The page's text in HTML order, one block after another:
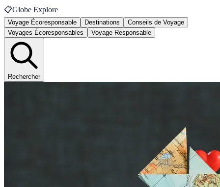
📋Globe Explore
Voyage Écoresponsable Destinations
Conseils de Voyage
Voyages Écoresponsables
Voyage Responsable
Rechercher